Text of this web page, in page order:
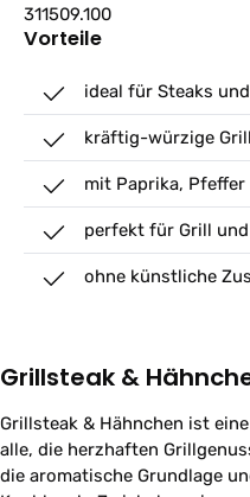
311509.100
Vorteile
ideal für Steaks
kräftig-würzige
mit Paprika,
perfekt für Grill
ohne künstliche
Grillsteak &
Grillsteak & Hähnchen ist
alle, die herzhaften
die aromatische Grundlage